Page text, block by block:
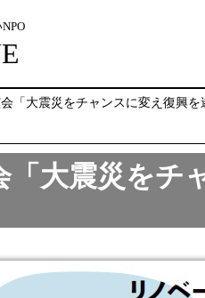
「大震災をチャンスに変え復興を
「大震災をチ